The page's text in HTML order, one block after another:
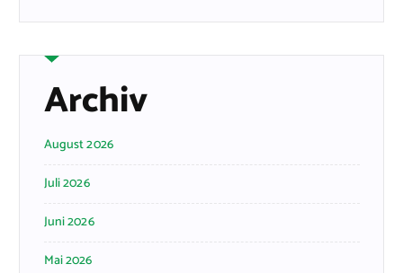
Archiv
August 2026
Juli 2026
Juni 2026
Mai 2026